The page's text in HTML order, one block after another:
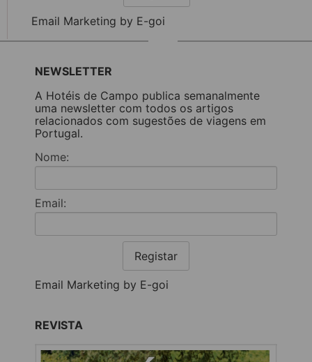
Email Marketing by E-goi
NEWSLETTER
A Hotéis de Campo publica semanalmente
uma newsletter com todos os artigos
relacionados com sugestões de viagens em
Portugal.
Nome:
Email:
Registar
Email Marketing by E-goi
REVISTA